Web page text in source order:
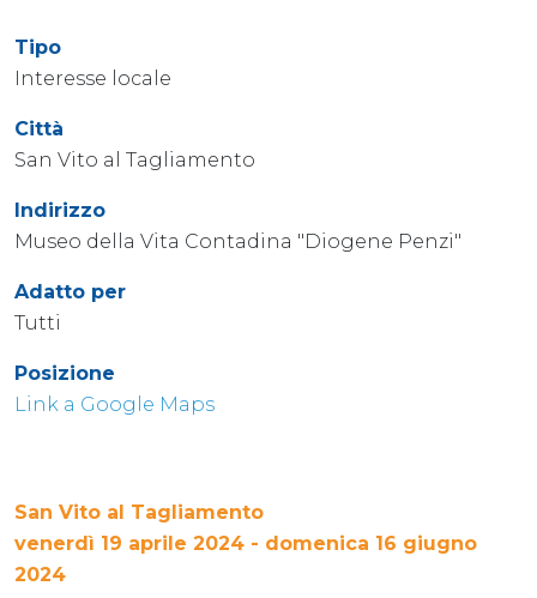
Tipo
Interesse locale
Città
San Vito al Tagliamento
Indirizzo
Museo della Vita Contadina "Diogene Penzi"
Adatto per
Tutti
Posizione
Link a Google Maps
San Vito al Tagliamento
venerdì 19 aprile 2024 - domenica 16 giugno
2024